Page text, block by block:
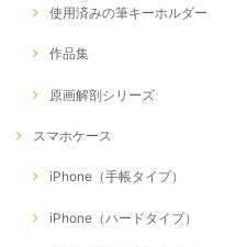
使用済みの筆キーホルダー
作品集
原画解剖シリーズ
スマホケース
iPhone（手帳タイプ）
iPhone（ハードタイプ）